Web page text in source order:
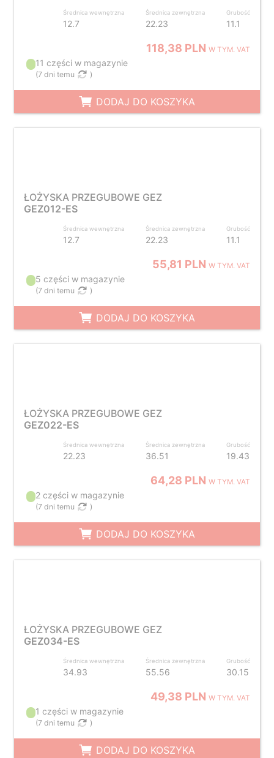
Średnica wewnętrzna
12.7
Średnica zewnętrzna
22.23
Grubość
11.1
118,38 PLNW TYM. VAT
11 części w magazynie
(7 dni temu )
DODAJ DO KOSZYKA
ŁOŻYSKA PRZEGUBOWE GEZ
GEZ012-ES
Średnica wewnętrzna
12.7
Średnica zewnętrzna
22.23
Grubość
11.1
55,81 PLNW TYM. VAT
5 części w magazynie
(7 dni temu )
DODAJ DO KOSZYKA
ŁOŻYSKA PRZEGUBOWE GEZ
GEZ022-ES
Średnica wewnętrzna
22.23
Średnica zewnętrzna
36.51
Grubość
19.43
64,28 PLNW TYM. VAT
2 części w magazynie
(7 dni temu )
DODAJ DO KOSZYKA
ŁOŻYSKA PRZEGUBOWE GEZ
GEZ034-ES
Średnica wewnętrzna
34.93
Średnica zewnętrzna
55.56
Grubość
30.15
49,38 PLNW TYM. VAT
1 części w magazynie
(7 dni temu )
DODAJ DO KOSZYKA